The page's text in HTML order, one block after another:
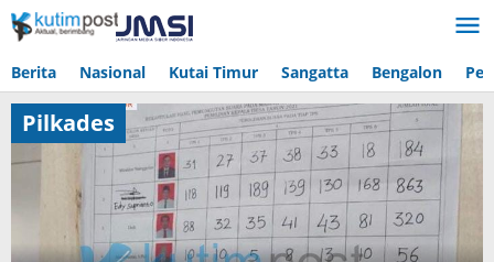
Lewati
ke
Berita Nasional Kutai Timur Sangatta Bengalon
Pilkades